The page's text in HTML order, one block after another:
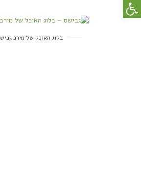
בלוג האוכל של מירב גביש